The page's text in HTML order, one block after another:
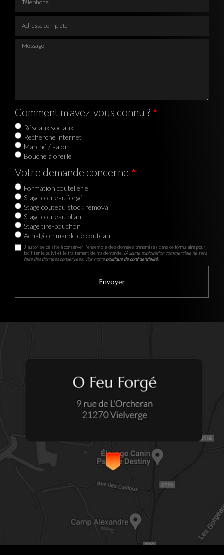
Message
Comment m'avez-vous connu ?
Réseaux sociaux
Recherche internet
Marché / salon
Bouche à oreille
Votre demande concerne
Formation coutellerie
Stage couteau forgé
Stage couteau stock removal
Stage couteau pliant
Stage tire-bouchon
Achat/commande de couteau
J'autorise ce site à conserver l'ensemble des données transmises dans ce formulaire pour
faciliter le suivi et le traitement de ma demande. (Aucune exploitation commerciale ne sera
faite des données conservées. Voir notrepolitique de confidentialité)